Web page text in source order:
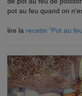
pot au feu quand on
lire la recette "Pot au